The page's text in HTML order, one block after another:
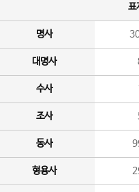
표
명사
대명사
수사
조사
동사
형용사